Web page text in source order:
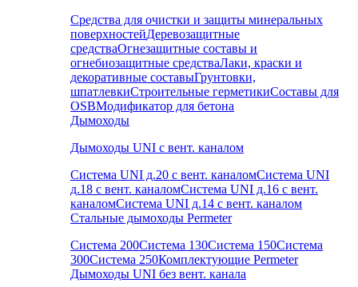
Средства для очистки и защиты минеральных
поверхностейДеревозащитные
средстваОгнезащитные составы и
огнебиозащитные средстваЛаки, краски и
декоративные составыГрунтовки,
шпатлевкиСтроительные герметикиСоставы для
OSBМодификатор для бетона
Дымоходы
Дымоходы UNI с вент. каналом
Система UNI д.20 с вент. каналомСистема UNI
д.18 с вент. каналомСистема UNI д.16 с вент.
каналомСистема UNI д.14 с вент. каналом
Стальные дымоходы Permeter
Система 200Система 130Система 150Система
300Система 250Комплектующие Permeter
Дымоходы UNI без вент. канала